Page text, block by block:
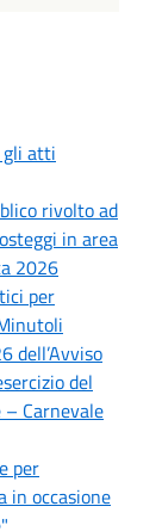
gli atti
rivolto ad
in area
2026
per
dell’Avviso
del
Carnevale
per
in occasione